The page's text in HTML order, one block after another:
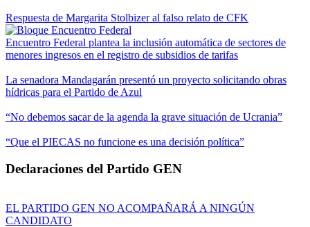
Respuesta de Margarita Stolbizer al falso relato de CFK
Encuentro Federal plantea la inclusión automática de sectores de
menores ingresos en el registro de subsidios de tarifas
La senadora Mandagarán presentó un proyecto solicitando obras
hídricas para el Partido de Azul
“No debemos sacar de la agenda la grave situación de Ucrania”
“Que el PIECAS no funcione es una decisión política”
Declaraciones del Partido GEN
EL PARTIDO GEN NO ACOMPAÑARÁ A NINGÚN
CANDIDATO